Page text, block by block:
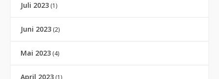
Juli 2023 (1)
Juni 2023 (2)
Mai 2023 (4)
April 2023